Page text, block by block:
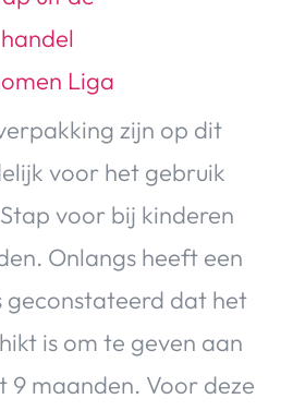
Over Valerie
Contact
CHOICE
Beauty Gadgets
Huis & Tuin
Lifestyle
zijn op dit
voor het gebruik
voor bij kinderen
Onlangs heeft een
dat het
is om te geven aan
9 maanden. Voor deze